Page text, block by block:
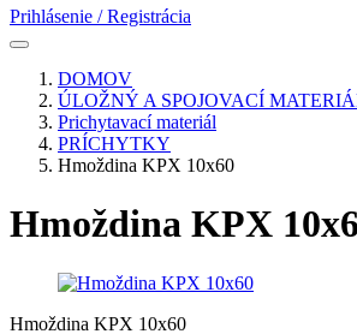
Prihlásenie / Registrácia
DOMOV
ÚLOŽNÝ A SPOJOVACÍ
Prichytavací materiál
PRÍCHYTKY
Hmoždina KPX 10x60
Hmoždina KPX
Hmoždina KPX 10x60